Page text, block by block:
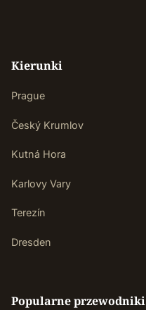
Kierunki
Prague
Český Krumlov
Kutná Hora
Karlovy Vary
Terezín
Dresden
Popularne przewodniki